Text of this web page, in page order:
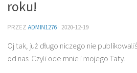
roku!
PRZEZ ADMIN1276 · 2020-12-19
Oj tak, już długo niczego nie
od nas. Czyli ode mnie i mojego Taty.